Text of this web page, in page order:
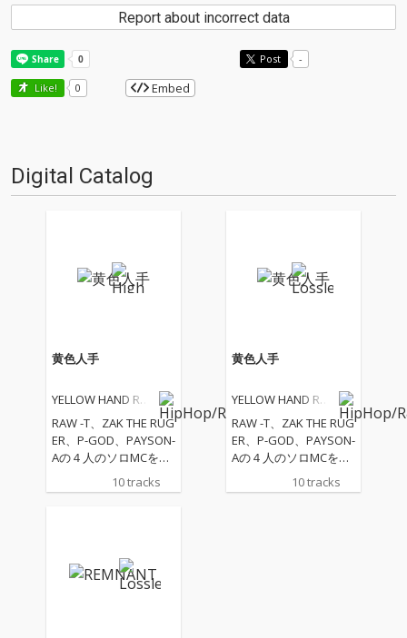
Report about incorrect data
Post -
Like! 0 Embed
Digital Catalog
黄色人手
YELLOW HAND REC
RAW -T、ZAK THE RUG
ER、P-GOD、PAYSON-
Aの４人のソロMCを中
心にまとめ上げられた
作品。そんな最先端
幕開け。ご覧あれ。
10 tracks
黄色人手
YELLOW HAND REC
RAW -T、ZAK THE RUG
ER、P-GOD、PAYSON-
Aの４人のソロMCを中
心にまとめ上げられた
作品。そんな最先端
10 tracks